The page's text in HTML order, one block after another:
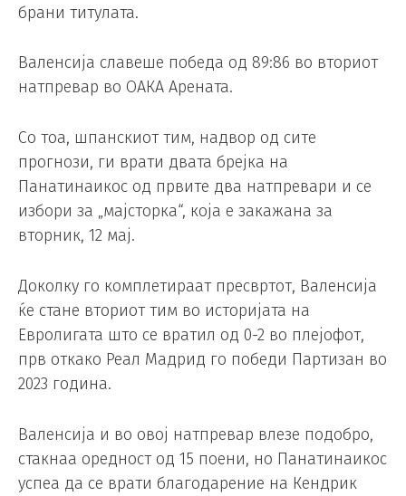
брани титулата.
Валенсија славеше победа од 89:86 во вториот
натпревар во ОАКА Арената.
Со тоа, шпанскиот тим, надвор од сите
прогнози, ги врати двата брејка на
Панатинаикос од првите два натпревари и се
избори за „мајсторка“, која е закажана за
вторник, 12 мај.
Доколку го комплетираат пресвртот, Валенсија
ќе стане вториот тим во историјата на
Евролигата што се вратил од 0-2 во плејофот,
прв откако Реал Мадрид го победи Партизан во
2023 година.
Валенсија и во овој натпревар влезе подобро,
стакнаа оредност од 15 поени, но Панатинаикос
успеа да се врати благодарение на Кендрик